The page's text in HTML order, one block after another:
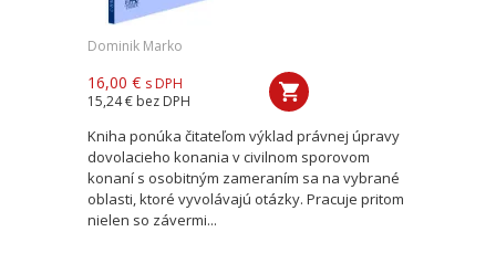
Dominik Marko
16,00 € s DPH
15,24 € bez DPH
Kniha ponúka čitateľom výklad právnej úpravy
dovolacieho konania v civilnom sporovom
konaní s osobitným zameraním sa na vybrané
oblasti, ktoré vyvolávajú otázky. Pracuje pritom
nielen so závermi...